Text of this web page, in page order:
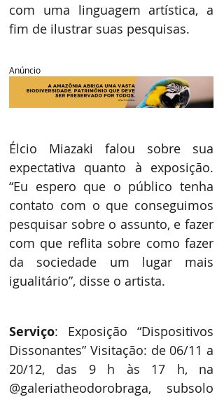
com uma linguagem artística, a
fim de ilustrar suas pesquisas.
Anúncio
Élcio Miazaki falou sobre sua
expectativa quanto à exposição.
“Eu espero que o público tenha
contato com o que conseguimos
pesquisar sobre o assunto, e fazer
com que reflita sobre como fazer
da sociedade um lugar mais
igualitário”, disse o artista.
Serviço: Exposição “Dispositivos
Dissonantes” Visitação: de 06/11 a
20/12, das 9 h às 17 h, na
@galeriatheodorobraga, subsolo